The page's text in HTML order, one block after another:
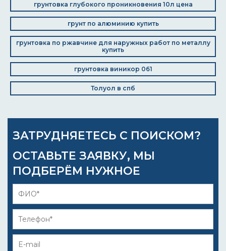
грунтовка глубокого проникновения 10л цена
грунт по алюминию купить
грунтовка по ржавчине для наружных работ по металлу
купить
грунтовка виникор 061
Толуол в спб
ЗАТРУДНЯЕТЕСЬ С ПОИСКОМ?
ОСТАВЬТЕ ЗАЯВКУ, МЫ
ПОДБЕРЁМ НУЖНОЕ